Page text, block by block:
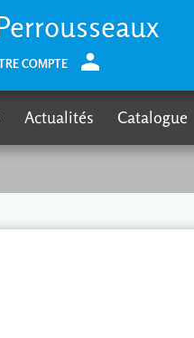
COMPTE
Actualités Catalogue
des cookies